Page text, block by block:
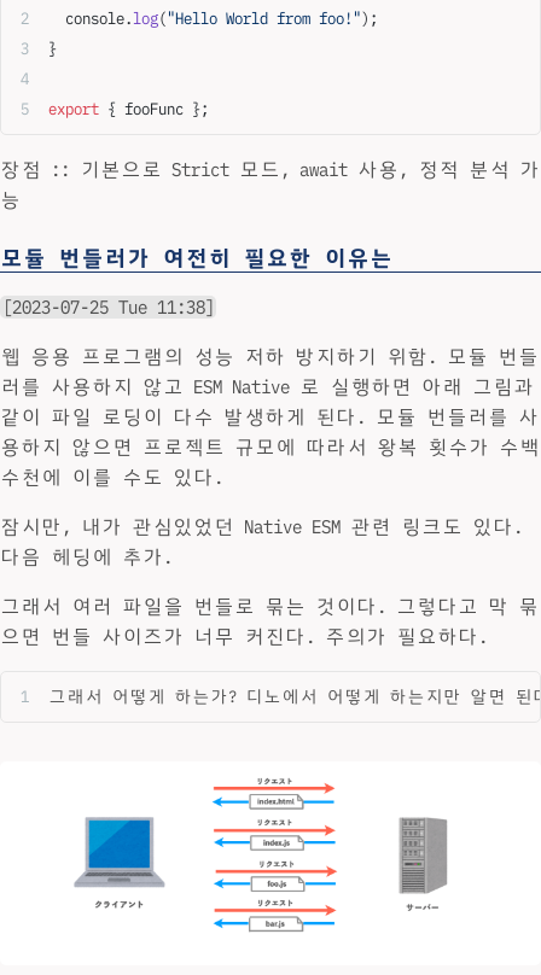
  console.
log("Hello World from foo!");
}
export { fooFunc };
장점 :: 기본으로 Strict 모드, await 사용, 정적 분석 가
능
모듈 번들러가 여전히 필요한 이유는
[2023-07-25 Tue 11:38]
웹 응용 프로그램의 성능 저하 방지하기 위함. 모듈 번들
러를 사용하지 않고 ESM Native 로 실행하면 아래 그림과
같이 파일 로딩이 다수 발생하게 된다. 모듈 번들러를 사
용하지 않으면 프로젝트 규모에 따라서 왕복 횟수가 수백
수천에 이를 수도 있다.
잠시만, 내가 관심있었던 Native ESM 관련 링크도 있다.
다음 헤딩에 추가.
그래서 여러 파일을 번들로 묶는 것이다. 그렇다고 막 묶
으면 번들 사이즈가 너무 커진다. 주의가 필요하다.
그래서 어떻게 하는가? 디노에서 어떻게 하는지만 알면 된